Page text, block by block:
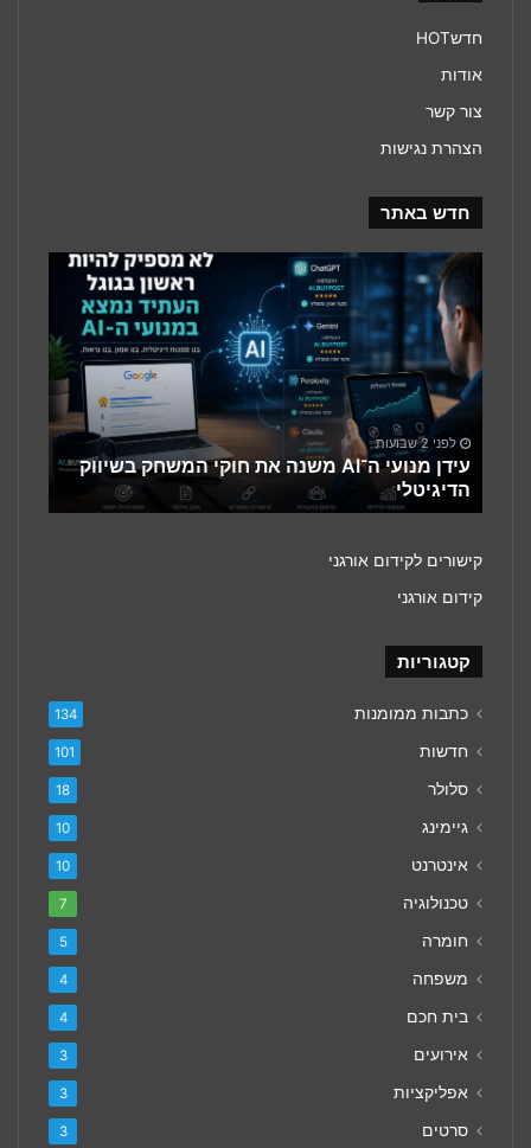
חדשHOT
אודות
צור קשר
הצהרת נגישות
חדש באתר
עידן
מנועי
ה־AI
משנה
את
חוקי
המשחק
בשיווק
הדיגיטלי
לפני 2 שבועות
עידן מנועי ה־AI משנה את חוקי המשחק בשיווק
הדיגיטלי
קישורים לקידום אורגני
קידום אורגני
קטגוריות
כתבות ממומנות 134
חדשות 101
סלולר 18
גיימינג 10
אינטרנט 10
טכנולוגיה 7
חומרה 5
משפחה 4
בית חכם 4
אירועים 3
אפליקציות 3
סרטים 3